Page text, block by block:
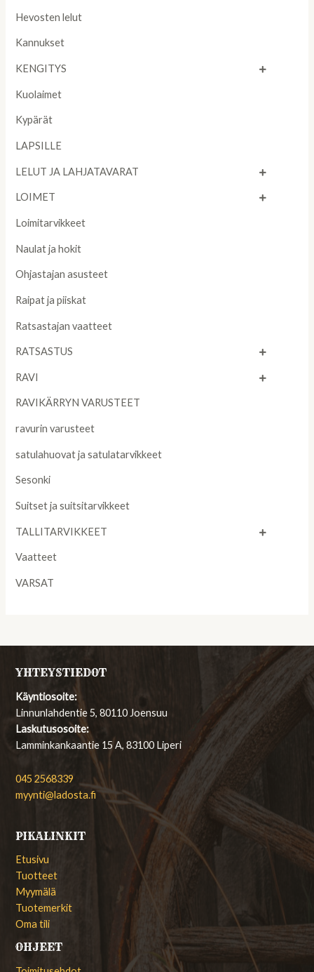
Hevosten lelut
Kannukset
KENGITYS
Kuolaimet
Kypärät
LAPSILLE
LELUT JA LAHJATAVARAT
LOIMET
Loimitarvikkeet
Naulat ja hokit
Ohjastajan asusteet
Raipat ja piiskat
Ratsastajan vaatteet
RATSASTUS
RAVI
RAVIKÄRRYN VARUSTEET
ravurin varusteet
satulahuovat ja satulatarvikkeet
Sesonki
Suitset ja suitsitarvikkeet
TALLITARVIKKEET
Vaatteet
VARSAT
YHTEYSTIEDOT
Käyntiosoite:
Linnunlahdentie 5, 80110 Joensuu
Laskutusosoite:
Lamminkankaantie 15 A, 83100 Liperi
045 2568339
myynti@ladosta.fi
PIKALINKIT
Etusivu
Tuotteet
Myymälä
Tuotemerkit
Oma tili
OHJEET